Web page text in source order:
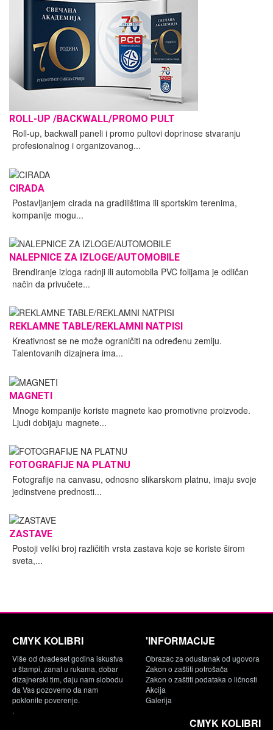
ROLL-UP /BACKWALL/PROMO PULT
Roll-up, backwall paneli i promo pultovi doprinose stvaranju
profesionalnog i organizovanog...
CIRADA
Postavljanjem cirada na gradilištima ili sportskim terenima,
kompanije mogu...
NALEPNICE ZA IZLOGE/AUTOMOBILE
Brendiranje izloga radnji ili automobila PVC folijama je odličan
način da privučete...
REKLAMNE TABLE/REKLAMNI NATPISI
Kreativnost se ne može ograničiti na određenu zemlju.
Talentovanih dizajnera ima...
MAGNETI
Mnoge kompanije koriste magnete kao promotivne proizvode.
Ljudi dobijaju magnete...
FOTOGRAFIJE NA PLATNU
Fotografije na canvasu, odnosno slikarskom platnu, imaju svoje
jedinstvene prednosti...
ZASTAVE
Postoji veliki broj različitih vrsta zastava koje se koriste širom
sveta,...
CMYK KOLIBRI
Više od dvadeset godina iskustva
u štampi, zanat u rukama, dobar
dizajnerski tim, daju nam slobodu
da Vas pozovemo da nam
poklonite poverenje.
.
'INFORMACIJE
Obrazac za odustanak od ugovora
Zakon o zaštiti potrošača
Zakon o zaštiti podataka o ličnosti
Akcija
Galerija
CMYK KOLIBRI